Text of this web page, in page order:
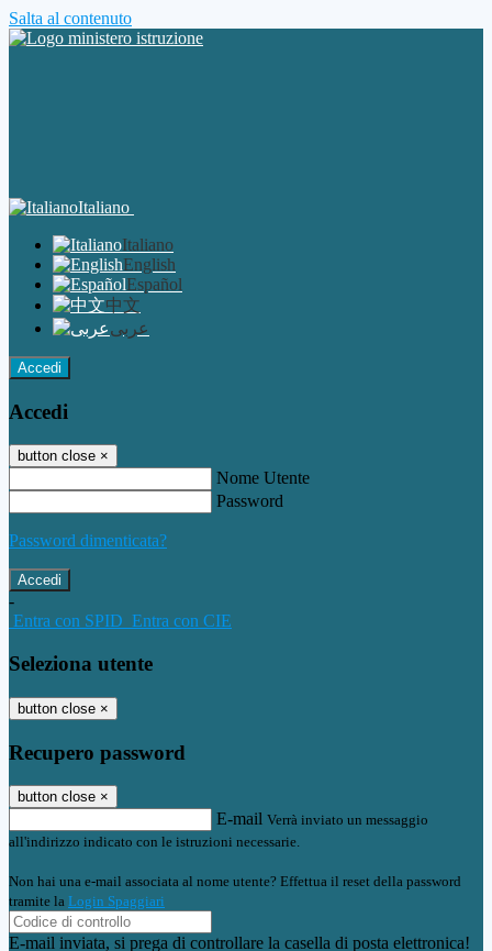
Salta al contenuto
Italiano
Italiano
English
Español
中文
عربى
Accedi
Accedi
button close ×
Nome Utente
Password
Password dimenticata?
-
Entra con SPID Entra con CIE
Seleziona utente
button close ×
Recupero password
button close ×
E-mail Verrà inviato un messaggio
all'indirizzo indicato con le istruzioni necessarie.
Non hai una e-mail associata al nome utente? Effettua il reset della password
tramite la Login Spaggiari
E-mail inviata, si prega di controllare la casella di posta elettronica!